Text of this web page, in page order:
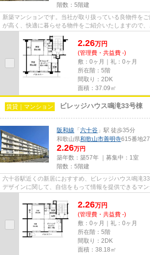
階数：5階建
新築マンションです。当社が取り扱っている良物件を
が高く、快適に暮らせる物件をご紹介いたしますので
2.26万円
(管理費・共益費 -)
敷：0ヶ月｜礼：0ヶ月
所在階：5階
間取り：2DK
面積：37.09㎡
賃貸｜マンション ビレッジハウス鳴滝33号棟
阪和線 「 六十谷 」駅 徒歩35分
和歌山県和歌山市善明寺615番地27
2.26万円
築年数：築57年 ｜募集中： 1室
階数：5階建
六十谷駅近くの新居におすすめ、ビレッジハウス鳴滝
デザインに関して、自信をもって情報を提供できるマ
2.26万円
(管理費・共益費 -)
敷：0ヶ月｜礼：0ヶ月
所在階：5階
間取り：2DK
面積：38.18㎡